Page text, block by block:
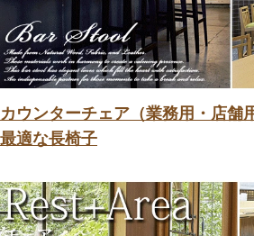
カウンターチェア（業務用・店舗
最適な長椅子